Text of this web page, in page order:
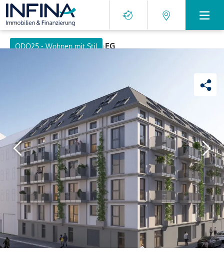
ODO25 - Wohnen mit Stil ›EG